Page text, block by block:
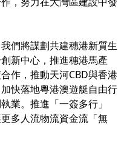
們將謀劃共建穗港新質生
新中心，推進穗港馬產
作，推動天河CBD與香港
快落地粵港澳遊艇自由行
業。推進「一簽多行」
多人流物流資金流「無